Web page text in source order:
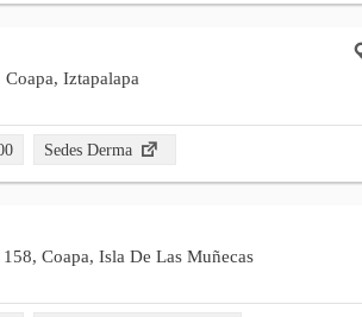
Iztapalapa
Sedes Derma
Coapa, Isla De Las Muñecas